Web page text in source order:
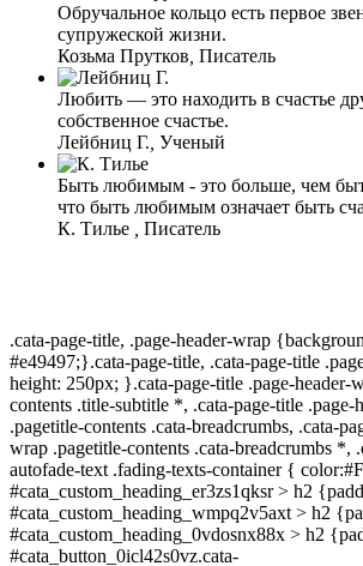
Обручальное кольцо есть первое
супружеской жизни.
Козьма Прутков Писатель
Любить — это находить в счастье
собственное счастье.
Лейбниц Г. Ученый
Быть любимым - это больше, чем
что быть любимым означает быть
К. Тилье
Писатель
.cata-page-title, .page-header-wrap
#e49497;}.cata-page-title, .cata-page-title
height: 250px; }.cata-page-title .page-header-
contents .title-subtitle *, .cata-page-title .page-
.pagetitle-contents .cata-breadcrumbs, .cata-
wrap .pagetitle-contents .cata-breadcrumbs *,
autofade-text .fading-texts-container {
#cata_custom_heading_er3zs1qksr > h2
#cata_custom_heading_wmpq2v5axt > h2
#cata_custom_heading_0vdosnx88x > h2
#cata_button_0icl42s0vz.cata-